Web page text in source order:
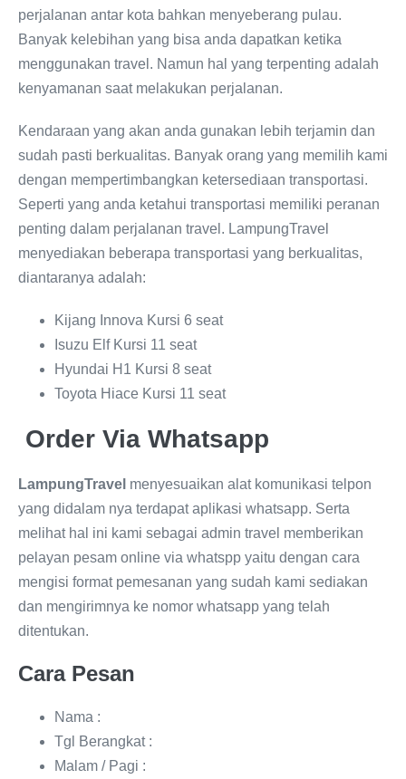
perjalanan antar kota bahkan menyeberang pulau.
Banyak kelebihan yang bisa anda dapatkan ketika
menggunakan travel. Namun hal yang terpenting adalah
kenyamanan saat melakukan perjalanan.
Kendaraan yang akan anda gunakan lebih terjamin dan
sudah pasti berkualitas. Banyak orang yang memilih kami
dengan mempertimbangkan ketersediaan transportasi.
Seperti yang anda ketahui transportasi memiliki peranan
penting dalam perjalanan travel. LampungTravel
menyediakan beberapa transportasi yang berkualitas,
diantaranya adalah:
Kijang Innova Kursi 6 seat
Isuzu Elf Kursi 11 seat
Hyundai H1 Kursi 8 seat
Toyota Hiace Kursi 11 seat
Order Via Whatsapp
LampungTravel menyesuaikan alat komunikasi telpon
yang didalam nya terdapat aplikasi whatsapp. Serta
melihat hal ini kami sebagai admin travel memberikan
pelayan pesam online via whatspp yaitu dengan cara
mengisi format pemesanan yang sudah kami sediakan
dan mengirimnya ke nomor whatsapp yang telah
ditentukan.
Cara Pesan
Nama :
Tgl Berangkat :
Malam / Pagi :